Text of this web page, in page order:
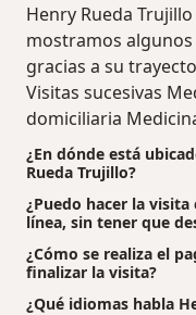
Henry Rueda
mostramos
gracias a su
Visitas sucesivas
domiciliaria
¿En dónde está
Rueda Trujillo?
¿Puedo hacer la
línea, sin tener que
¿Cómo se realiza el
finalizar la visita?
¿Qué idiomas habla